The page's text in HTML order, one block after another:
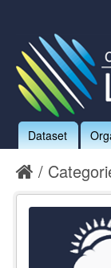
Dataset